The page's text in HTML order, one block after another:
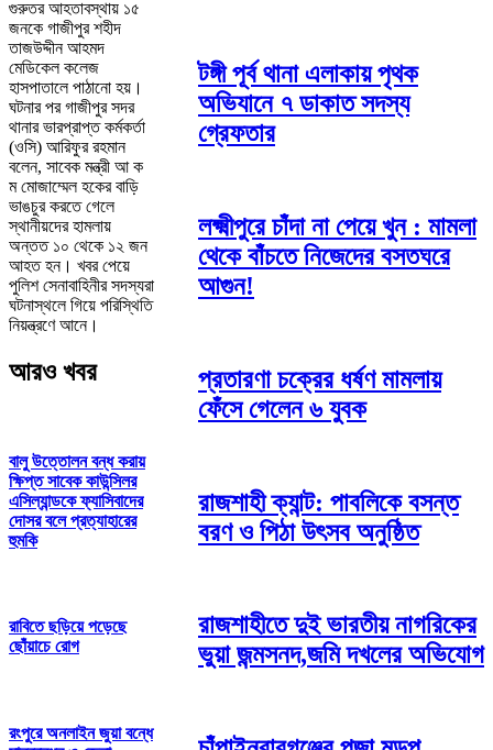
গুরুতর আহতাবস্থায় ১৫
জনকে গাজীপুর শহীদ
তাজউদ্দীন আহমদ
মেডিকেল কলেজ
হাসপাতালে পাঠানো হয়।
ঘটনার পর গাজীপুর সদর
থানার ভারপ্রাপ্ত কর্মকর্তা
(ওসি) আরিফুর রহমান
বলেন, সাবেক মন্ত্রী আ ক
ম মোজাম্মেল হকের বাড়ি
ভাঙচুর করতে গেলে
স্থানীয়দের হামলায়
অন্তত ১০ থেকে ১২ জন
আহত হন। খবর পেয়ে
পুলিশ সেনাবাহিনীর সদস্যরা
ঘটনাস্থলে গিয়ে পরিস্থিতি
নিয়ন্ত্রণে আনে।
আরও খবর
বালু উত্তোলন বন্ধ করায়
ক্ষিপ্ত সাবেক কাউন্সিলর
এসিল্যান্ডকে ফ্যাসিবাদের
দোসর বলে প্রত্যাহারের
হুমকি
রাবিতে ছড়িয়ে পড়েছে
ছোঁয়াচে রোগ
রংপুরে অনলাইন জুয়া বন্ধে
টঙ্গী পূর্ব থানা এলাকায় পৃথক
অভিযানে ৭ ডাকাত সদস্য
গ্রেফতার
লক্ষ্মীপুরে চাঁদা না পেয়ে খুন : মামলা
থেকে বাঁচতে নিজেদের বসতঘরে
আগুন!
প্রতারণা চক্রের ধর্ষণ মামলায়
ফেঁসে গেলেন ৬ যুবক
রাজশাহী ক্যান্ট: পাবলিকে বসন্ত
বরণ ও পিঠা উৎসব অনুষ্ঠিত
রাজশাহীতে দুই ভারতীয় নাগরিকের
ভুয়া জন্মসনদ,জমি দখলের অভিযোগ